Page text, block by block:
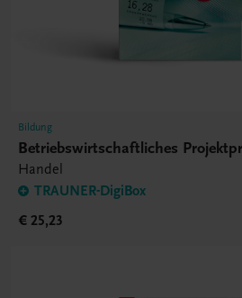
Bildung
Betriebswirtschaftliches
Handel
TRAUNER-DigiBox
€ 25,23